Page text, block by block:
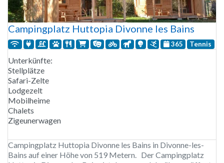
Campingplatz Huttopia Divonne les Bains
365 Tennis
Unterkünfte:
Stellplätze
Safari-Zelte
Lodgezelt
Mobilheime
Chalets
Zigeunerwagen
Campingplatz Huttopia Divonne les Bains in Divonne-les-
Bains auf einer Höhe von 519 Metern. Der Campingplatz